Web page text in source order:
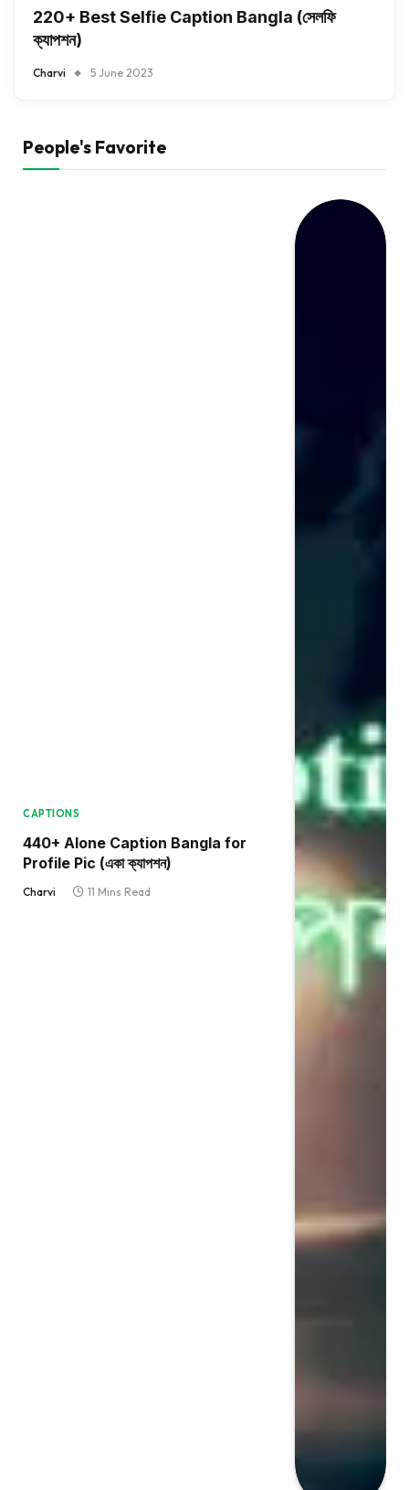
220+ Best Selfie Caption Bangla (সেলফি
ক্যাপশন)
Charvi 5 June 2023
People's Favorite
CAPTIONS
440+ Alone Caption Bangla for
Profile Pic (একা ক্যাপশন)
Charvi 11 Mins Read